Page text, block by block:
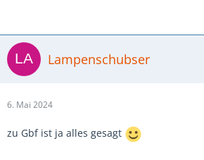
Lampenschubser
6. Mai 2024
zu Gbf ist ja alles gesagt